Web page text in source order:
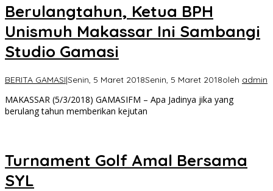
Berulangtahun, Ketua BPH
Unismuh Makassar Ini Sambangi
Studio Gamasi
BERITA GAMASI|Senin, 5 Maret 2018Senin, 5 Maret 2018oleh admin
MAKASSAR (5/3/2018) GAMASIFM – Apa Jadinya jika yang
berulang tahun memberikan kejutan
Turnament Golf Amal Bersama
SYL